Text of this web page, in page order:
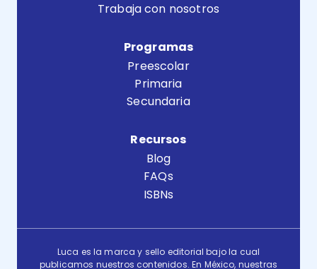
Trabaja con nosotros
Programas
Preescolar
Primaria
Secundaria
Recursos
Blog
FAQs
ISBNs
Luca es la marca y sello editorial bajo la cual
publicamos nuestros contenidos. En México, nuestras